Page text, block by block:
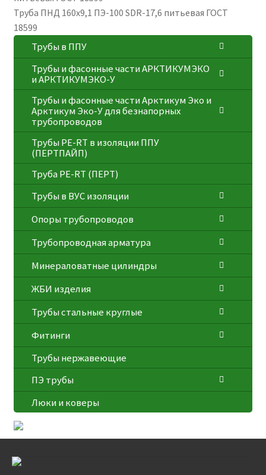
Труба ПНД 160х9,1 ПЭ-100 SDR-17,6 питьевая ГОСТ
18599
Трубы в ППУ
Трубы и фасонные части АРКТИКУМЭКО
и АРКТИКУМЭКО-У
Трубы и фасонные части Арктикум Эко и
Арктикум Эко-У для безнапорных
трубопроводов
Трубы PE-RT в изоляции ППУ
(ПЕРТПАЙП)
⁠Трубa PE-RT (ПЕРТ)
Трубы в ВУС изоляции
Опоры трубопроводов
Трубопроводная арматура
Минераловатные цилиндры
ЖБИ изделия
Трубы стальные круглые
Фитинги
Трубы нержавеющие
ПЭ трубы
Люки и коверы